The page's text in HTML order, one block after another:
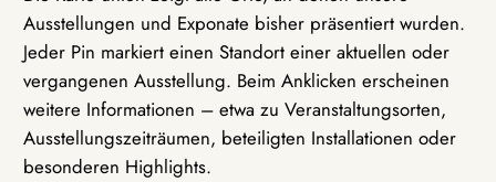
Ausstellungen und Exponate bisher präsentiert wurden.
Jeder Pin markiert einen Standort einer aktuellen oder
vergangenen Ausstellung. Beim Anklicken erscheinen
weitere Informationen – etwa zu Veranstaltungsorten,
Ausstellungszeiträumen, beteiligten Installationen oder
besonderen Highlights.